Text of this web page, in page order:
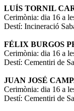
LUÍS TORNIL
Cerimònia: dia 16 a
Destí: Incineració
FÉLIX BURGOS
Cerimònia: dia 16 a
Destí: Cementiri de
JUAN JOSÉ
Cerimònia: dia 16 a
Destí: Cementiri de